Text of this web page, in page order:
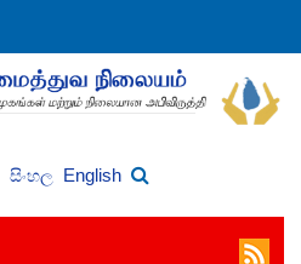
සිංහල English